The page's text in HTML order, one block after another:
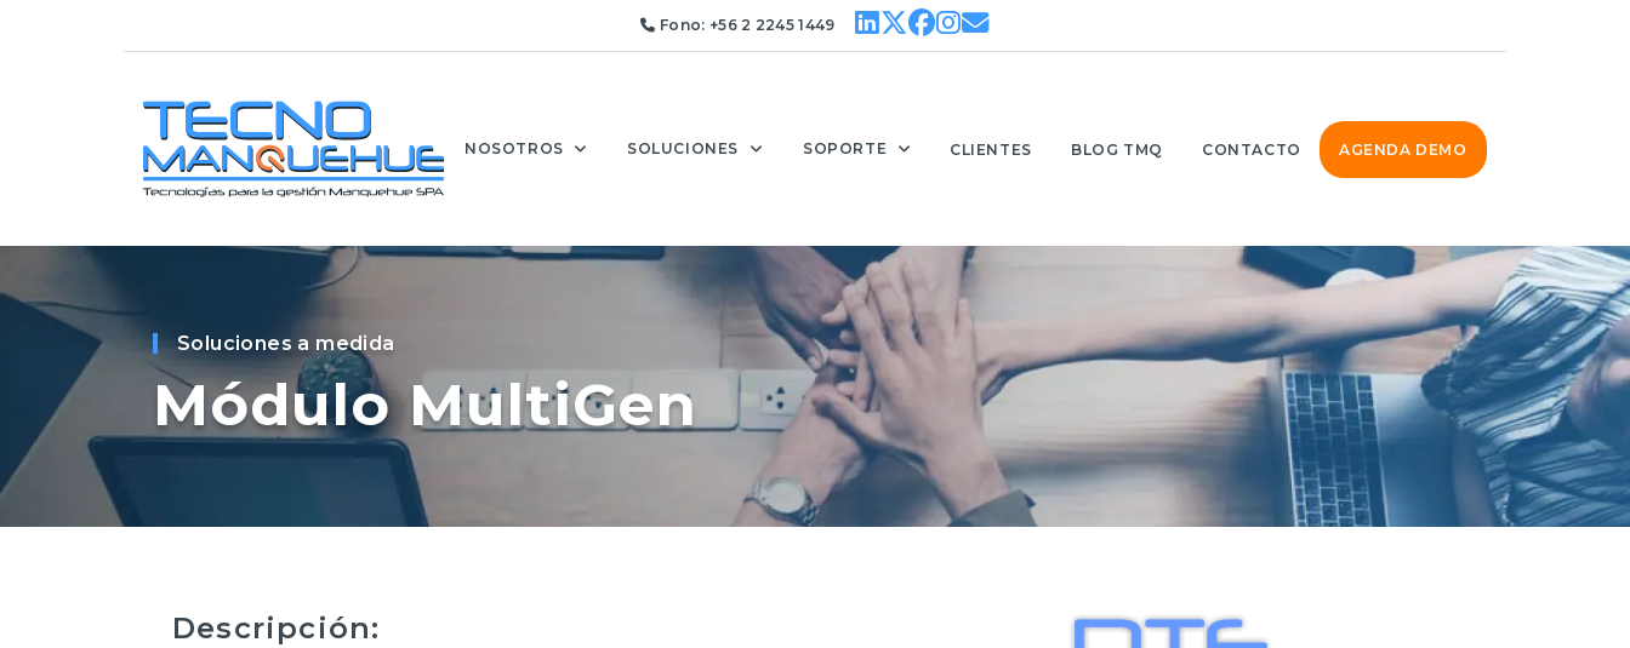
Fono: +56 2 2245 1449
NOSOTROS SOLUCIONES SOPORTE CLIENTES BLOG TMQ CONTACTO AGENDA DEMO
Soluciones a medida
Módulo MultiGen
Descripción: